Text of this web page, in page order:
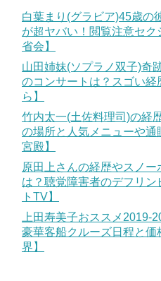
白葉まり(グラビア)45歳の
が超ヤバい！閲覧注意セ
省会】
山田姉妹(ソプラノ双子)奇
のコンサートは？スゴい経
ら】
竹内太一(土佐料理司)の経
の場所と人気メニューや
宮殿】
原田上さんの経歴やスノ
は？聴覚障害者のデフリ
トTV】
上田寿美子おススメ2019-
豪華客船クルーズ日程と
界】